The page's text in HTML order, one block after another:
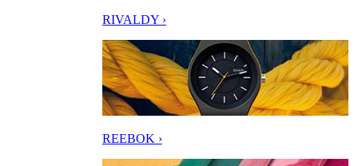
RIVALDY ›
REEBOK ›